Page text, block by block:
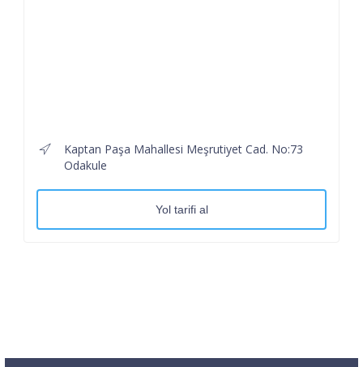
Kaptan Paşa Mahallesi Meşrutiyet Cad. No:73
Odakule
Yol tarifi al